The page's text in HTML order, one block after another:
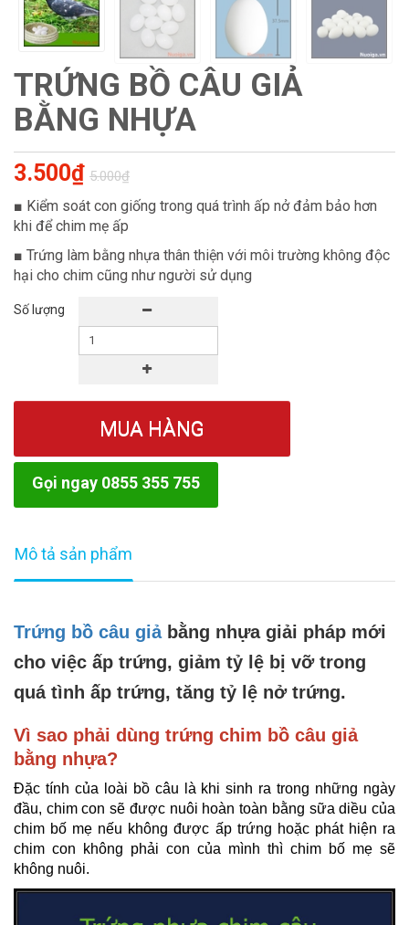
TRỨNG BỒ CÂU GIẢ
BẰNG NHỰA
3.500₫ 5.000₫
■ Kiểm soát con giống trong quá trình ấp nở đảm bảo hơn
khi để chim mẹ ấp
■ Trứng làm bằng nhựa thân thiện với môi trường không độc
hại cho chim cũng như người sử dụng
Số lượng
MUA HÀNG
Gọi ngay 0855 355 755
Mô tả sản phẩm
Trứng bồ câu giảbằng nhựa giải pháp mới
cho việc ấp trứng, giảm tỷ lệ bị vỡ trong
quá tình ấp trứng, tăng tỷ lệ nở trứng.
Vì sao phải dùng trứng chim bồ câu giả
bằng nhựa?
Đặc tính của loài bồ câu là khi sinh ra trong những ngày
đầu, chim con sẽ được nuôi hoàn toàn bằng sữa diều của
chim bố mẹ nếu không được ấp trứng hoặc phát hiện ra
chim con không phải con của mình thì chim bố mẹ sẽ
không nuôi.